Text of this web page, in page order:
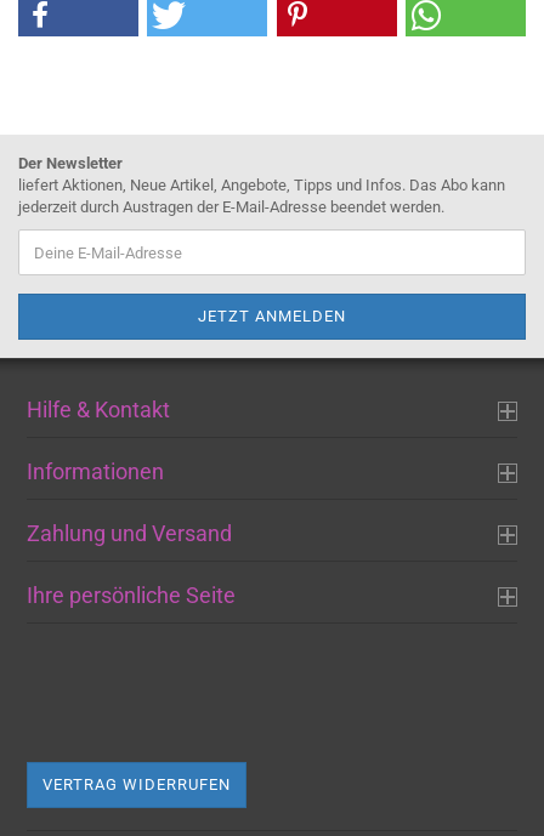
Der Newsletter
liefert Aktionen, Neue Artikel, Angebote, Tipps und Infos. Das Abo kann
jederzeit durch Austragen der E-Mail-Adresse beendet werden.
Hilfe & Kontakt
Informationen
Zahlung und Versand
Ihre persönliche Seite
VERTRAG WIDERRUFEN